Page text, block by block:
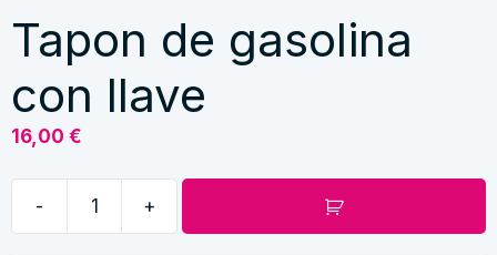
Tapon de gasolina
con llave
16,00 €
- +